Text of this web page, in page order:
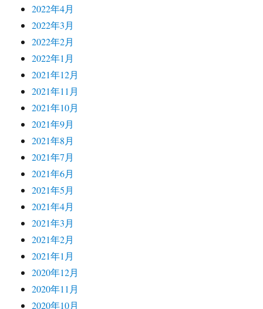
2022年4月
2022年3月
2022年2月
2022年1月
2021年12月
2021年11月
2021年10月
2021年9月
2021年8月
2021年7月
2021年6月
2021年5月
2021年4月
2021年3月
2021年2月
2021年1月
2020年12月
2020年11月
2020年10月